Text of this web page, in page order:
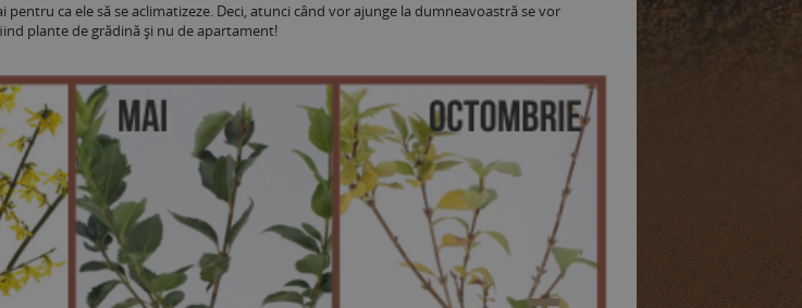
ca ele să se aclimatizeze. Deci, atunci când vor ajunge la dumneavoastră se vor
plante de grădină și nu de apartament!